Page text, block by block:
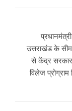
उत्तराखंड के
से केंद्र
विलेज